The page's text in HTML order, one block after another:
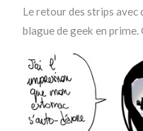
Le retour des strips avec
blague de geek en prime.